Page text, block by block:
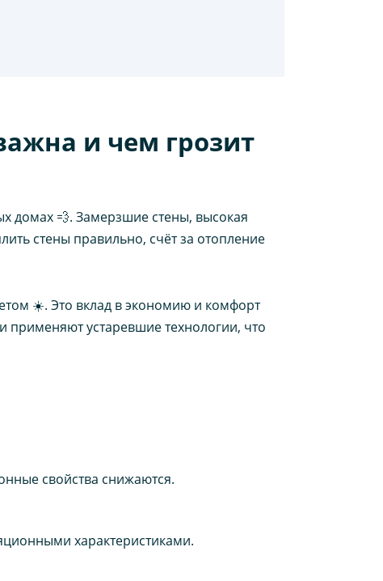
и чем грозит
домах 💨. Замерзшие стены, высокая
стены правильно, счёт за отопление
☀️. Это вклад в экономию и комфорт
устаревшие технологии, что
свойства снижаются.
характеристиками.